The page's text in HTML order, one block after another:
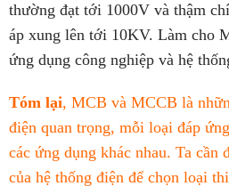
thường đạt tới 1000V và thậm
áp xung lên tới 10KV. Làm cho
ứng dụng công nghiệp và hệ
Tóm lại, MCB và MCCB là
điện quan trọng, mỗi loại đáp
các ứng dụng khác nhau. Ta cần
của hệ thống điện để chọn loại